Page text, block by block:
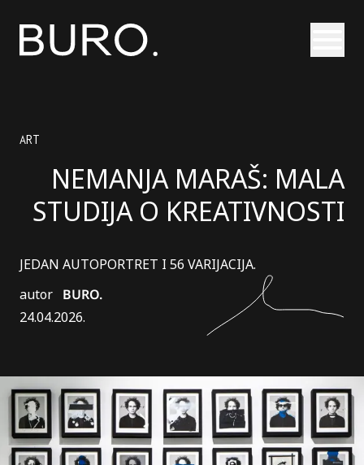
ART
NEMANJA MARAŠ: MALA
STUDIJA O KREATIVNOSTI
JEDAN AUTOPORTRET I 56 VARIJACIJA.
autor BURO.
24.04.2026.